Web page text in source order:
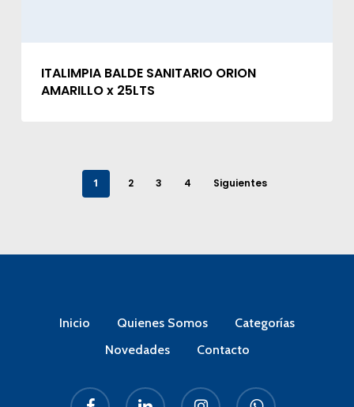
ITALIMPIA BALDE SANITARIO ORION
AMARILLO x 25LTS
1 2 3 4 Siguientes
Inicio Quienes Somos
Categorías
Novedades
Contacto
facebook linkedin instagram whatsapp